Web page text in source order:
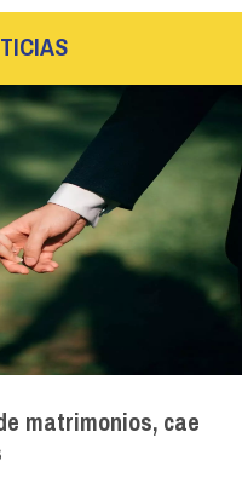
matrimonios, cae